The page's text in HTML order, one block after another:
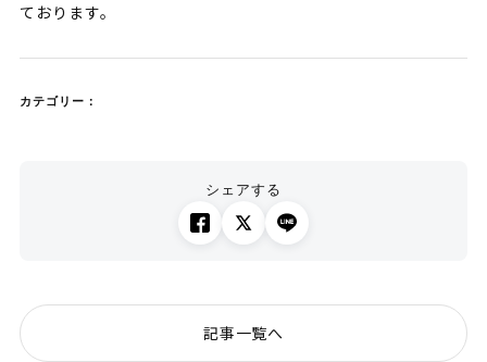
ております。
カテゴリー：
シェアする
記事一覧へ